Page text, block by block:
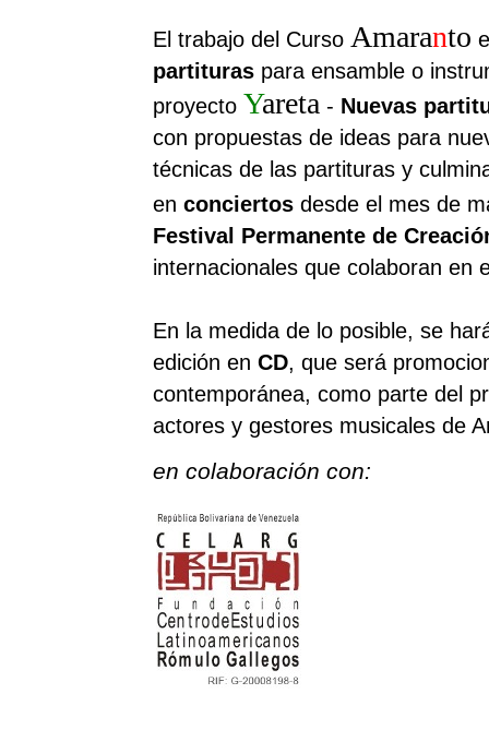
El trabajo del Curso Amaranto
partituras para ensamble o
proyecto Yareta - Nuevas
con propuestas de ideas para
técnicas de las partituras y
en conciertos desde el mes de
Festival Permanente de
internacionales que colaboran en
En la medida de lo posible, se
edición en CD, que será
contemporánea, como parte del
actores y gestores musicales de
en colaboración con: